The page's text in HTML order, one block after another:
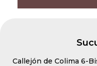
Callejón de Colima 6-